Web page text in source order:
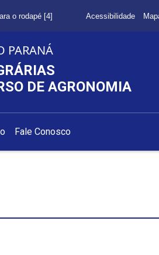
o rodapé [4] Acessibilidade
PARANÁ
DE AGRONOMIA
Fale Conosco